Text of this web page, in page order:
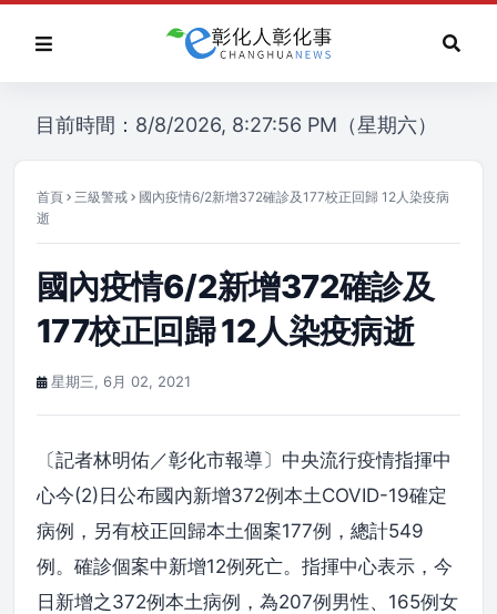
目前時間：8/8/2026, 8:27:56 PM（星期六）
首頁 三級警戒
國內疫情6/2新增372確診及177校正回歸 12人染疫病
逝
國內疫情6/2新增372確診及
177校正回歸 12人染疫病逝
星期三, 6月 02, 2021
〔記者林明佑／彰化市報導〕中央流行疫情指揮中
心今(2)日公布國內新增372例本土COVID-19確定
病例，另有校正回歸本土個案177例，總計549
例。確診個案中新增12例死亡。指揮中心表示，今
日新增之372例本土病例，為207例男性、165例女